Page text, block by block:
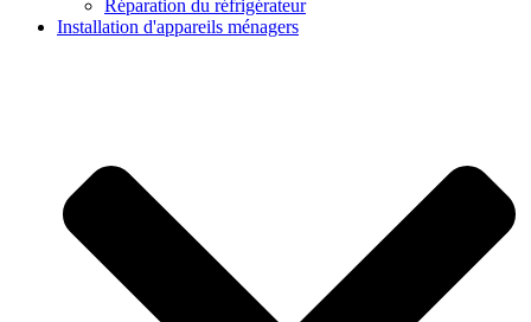
Réparation du réfrigérateur
Installation d'appareils ménagers